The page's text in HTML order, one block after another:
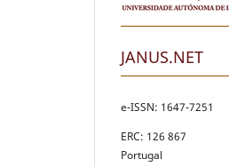
JANUS.NET
e-ISSN: 1647-7251
ERC: 126 867
Portugal